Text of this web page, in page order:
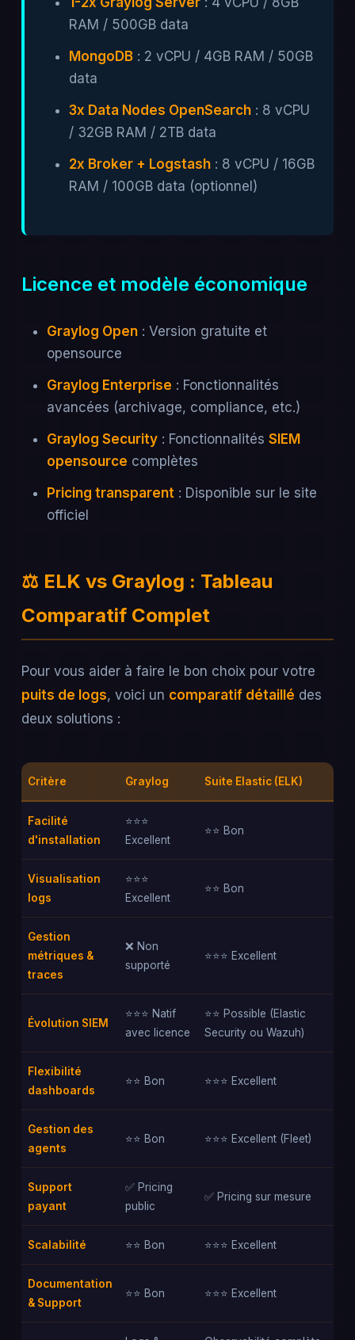
RAM / 500GB data
MongoDB: 2 vCPU / 4GB RAM / 50GB
data
3x Data Nodes OpenSearch: 8 vCPU
/ 32GB RAM / 2TB data
2x Broker + Logstash: 8 vCPU / 16GB
RAM / 100GB data (optionnel)
Licence et modèle économique
Graylog Open: Version gratuite et
opensource
Graylog Enterprise : Fonctionnalités
avancées (archivage, compliance, etc.)
Graylog Security: Fonctionnalités SIEM
opensource complètes
Pricing transparent: Disponible sur le site
officiel
⚖️ ELK vs Graylog : Tableau
Comparatif Complet
Pour vous aider à faire le bon choix pour votre
puits de logs, voici un comparatif détaillé des
deux solutions :
Critère Graylog Suite Elastic (ELK)
Facilité
d'installation
⭐⭐⭐
Excellent
⭐⭐ Bon
Visualisation
logs
⭐⭐⭐
Excellent
⭐⭐ Bon
Gestion
métriques &
traces
❌ Non
supporté
⭐⭐⭐ Excellent
Évolution SIEM
⭐⭐⭐ Natif
avec licence
⭐⭐ Possible (Elastic
Security ou Wazuh)
Flexibilité
dashboards
⭐⭐ Bon ⭐⭐⭐ Excellent
Gestion des
agents
⭐⭐ Bon ⭐⭐⭐ Excellent (Fleet)
Support
payant
✅ Pricing
public
✅ Pricing sur mesure
Scalabilité ⭐⭐ Bon ⭐⭐⭐ Excellent
Documentation
& Support
⭐⭐ Bon ⭐⭐⭐ Excellent